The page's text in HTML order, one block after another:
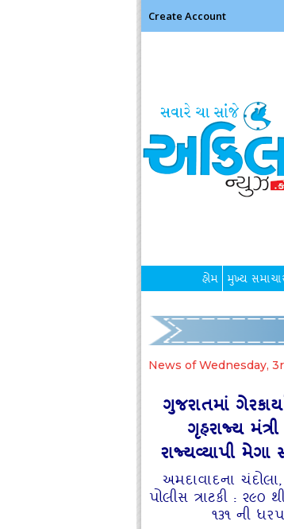
Create Account
હોમ મુખ્ય
News of Wednesday,
ગુજરાતમાં
ગૃહરાજ્ય
રાજ્યવ્યાપી
અમદાવાદના
પોલીસ ત્રાટકી : ૨૯૦
૧૩૧ ની